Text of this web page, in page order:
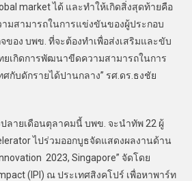
market ได้ และทำให้เกิดสิ่งสุดท้ายคือ
ามสามารถในการแข่งขันของผู้ประกอบ
อง บพข. ที่จะต้องทำเพื่อส่งเสริมและขับ
ยเกิดการพัฒนาขีดความสามารถในการ
กับดักรายได้ปานกลาง” รศ.ดร.ธงชัย
เดือนตุลาคมนี้ บพข. จะนำทัพ 22 ผู้
ไปร่วมออกบูธจัดแสดงผลงานด้าน
2023, Singapore” จัดโดย
(IPI) ณ ประเทศสิงคโปร์ เพื่อหาพาร์ท